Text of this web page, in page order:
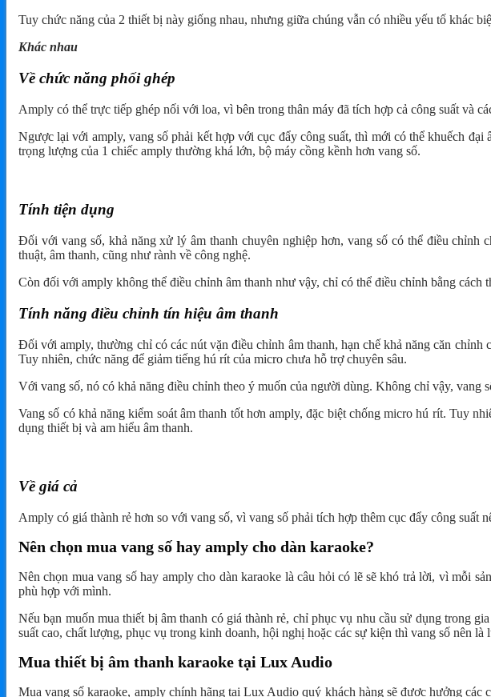
Tuy chức năng của 2 thiết bị này giống nhau, nhưng giữa chúng vẫn có nhiều yếu tố khác
Khác nhau
Về chức năng phối ghép
Amply có thể trực tiếp ghép nối với loa, vì bên trong thân máy đã tích hợp cả công suất và
Ngược lại với amply, vang số phải kết hợp với cục đẩy công suất, thì mới có thể khuếch
trọng lượng của 1 chiếc amply thường khá lớn, bộ máy cồng kềnh hơn vang số.
Tính tiện dụng
Đối với vang số, khả năng xử lý âm thanh chuyên nghiệp hơn, vang số có thể điều
thuật, âm thanh, cũng như rành về công nghệ.
Còn đối với amply không thể điều chỉnh âm thanh như vậy, chỉ có thể điều chỉnh bằng
Tính năng điều chỉnh tín hiệu âm thanh
Đối với amply, thường chỉ có các nút vặn điều chỉnh âm thanh, hạn chế khả năng căn
Tuy nhiên, chức năng để giảm tiếng hú rít của micro chưa hỗ trợ chuyên sâu.
Với vang số, nó có khả năng điều chỉnh theo ý muốn của người dùng. Không chỉ vậy, vang
Vang số có khả năng kiểm soát âm thanh tốt hơn amply, đặc biệt chống micro hú rít. Tuy
dụng thiết bị và am hiểu âm thanh.
Về giá cả
Amply có giá thành rẻ hơn so với vang số, vì vang số phải tích hợp thêm cục đẩy công suất
Nên chọn mua vang số hay amply cho dàn karaoke?
Nên chọn mua vang số hay amply cho dàn karaoke là câu hỏi có lẽ sẽ khó trả lời, vì mỗi
phù hợp với mình.
Nếu bạn muốn mua thiết bị âm thanh có giá thành rẻ, chỉ phục vụ nhu cầu sử dụng trong
suất cao, chất lượng, phục vụ trong kinh doanh, hội nghị hoặc các sự kiện thì vang số nên là
Mua thiết bị âm thanh karaoke tại Lux Audio
Mua vang số karaoke, amply chính hãng tại Lux Audio quý khách hàng sẽ được hưởng